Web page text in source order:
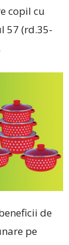
copil cu
57 (rd.35-
de
pe